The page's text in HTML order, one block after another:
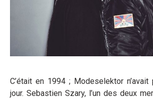
C’était en 1994 ; Modeselektor
jour. Sebastien Szary, l’un des deux